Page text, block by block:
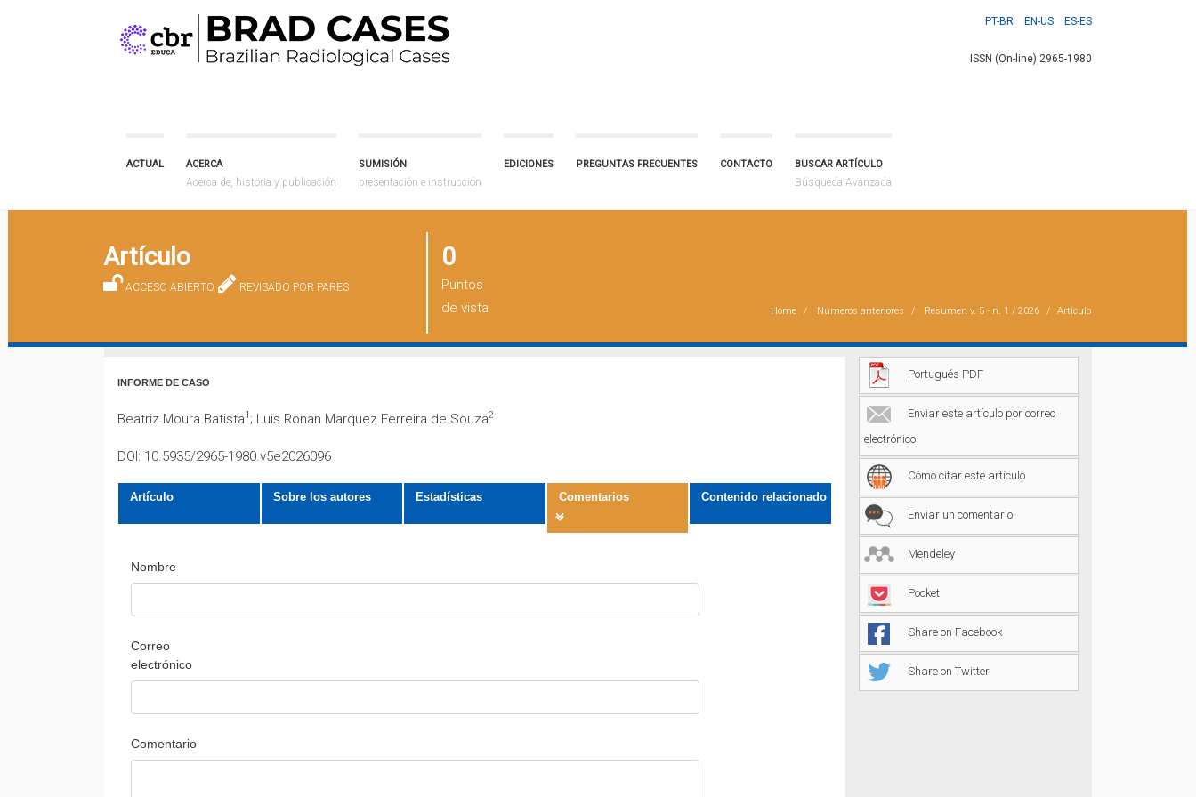
PT-BR EN-US ES-ES
ISSN (On-line) 2965-1980
ACTUAL ACERCA
Acerca de, historia y publicación
SUMISIÓN
presentación e instrucción
EDICIONES PREGUNTAS FRECUENTES CONTACTO BUSCAR ARTÍCULO
Búsqueda Avanzada
Artículo
ACCESO ABIERTO REVISADO POR PARES
0
Puntos
de vista
Home Números anteriores Resumenv. 5 - n. 1 / 2026 Artículo
INFORME DE CASO
Beatriz Moura Batista1 ; Luis Ronan Marquez Ferreira de Souza2
DOI: 10.5935/2965-1980.v5e2026096
Artículo Sobre los autores Estadísticas Comentarios Contenido relacionado
Nombre
Correo
electrónico
Comentario
Portugués PDF
Enviar este artículo por correo
electrónico
Cómo citar este artículo
Enviar un comentario
Mendeley
Pocket
Share on Facebook
Share on Twitter